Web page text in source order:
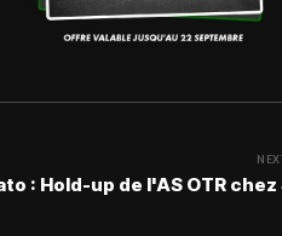
: Hold-up de l'AS OTR chez